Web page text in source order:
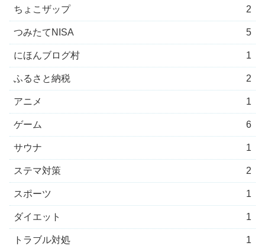
ちょこザップ 2
つみたてNISA 5
にほんブログ村 1
ふるさと納税 2
アニメ 1
ゲーム 6
サウナ 1
ステマ対策 2
スポーツ 1
ダイエット 1
トラブル対処 1